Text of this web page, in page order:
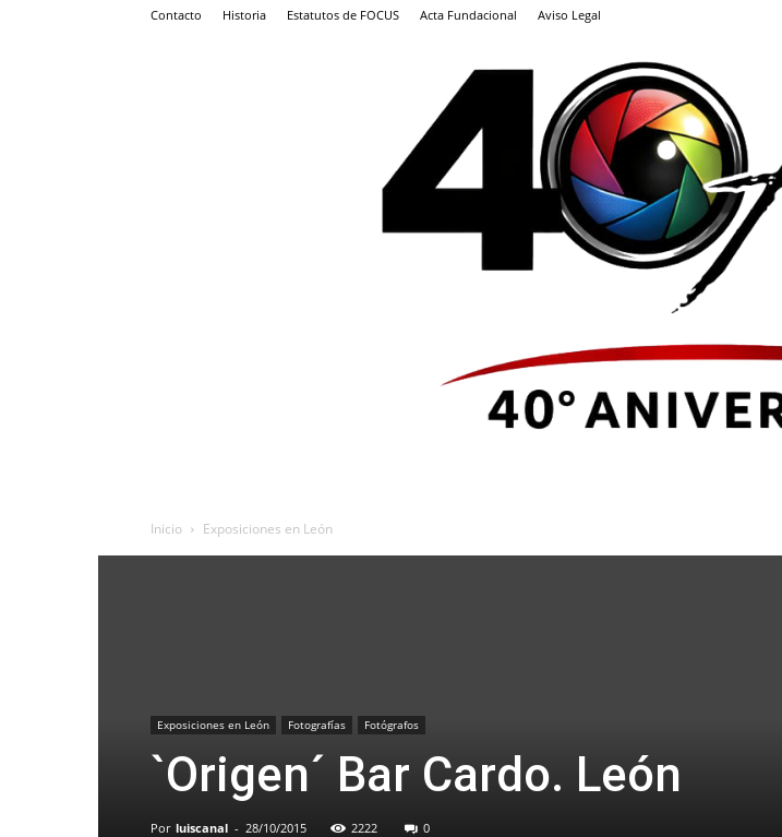
Contacto Historia Estatutos de FOCUS Acta Fundacional Aviso Legal
Inicio Exposiciones en León
Exposiciones en León Fotografías Fotógrafos
`Origen´ Bar Cardo. León
Por luiscanal - 28/10/2015 2222 0